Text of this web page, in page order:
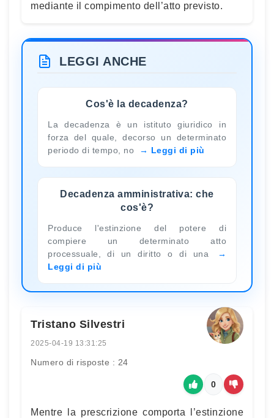
mediante il compimento dell’atto previsto.
LEGGI ANCHE
Cos'è la decadenza?
La decadenza è un istituto giuridico in
forza del quale, decorso un determinato
periodo di tempo, no
Leggi di più
Decadenza amministrativa: che
cos'è?
Produce l'estinzione del potere di
compiere un determinato atto
processuale, di un diritto o di una
Leggi di più
Tristano Silvestri
2025-04-19 13:31:25
Numero di risposte : 24
0
Mentre la prescrizione comporta l’estinzione